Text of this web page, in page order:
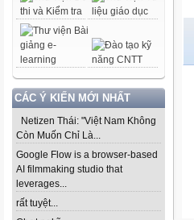
CÁC Ý KIẾN MỚI NHẤT
Netizen Thái: "Việt Nam Không
Còn Muốn Chỉ Là...
Google Flow is a browser-based
AI filmmaking studio that
leverages...
rất tuyệt...